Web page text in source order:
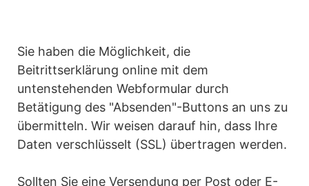
Sie haben die Möglichkeit, die
Beitrittserklärung online mit dem
untenstehenden Webformular durch
Betätigung des "Absenden"-Buttons an uns zu
übermitteln. Wir weisen darauf hin, dass Ihre
Daten verschlüsselt (SSL) übertragen werden.
Sollten Sie eine Versendung per Post oder E-